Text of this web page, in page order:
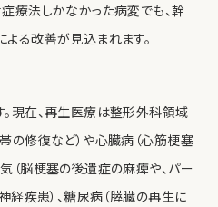
療法しかなかった病変でも、幹
る改善が見込まれます。
現在、再生医療は整形外科領域
の修復など）や心臓病（心筋梗塞
（脳梗塞の後遺症の麻痺や、パー
経疾患）、糖尿病（膵臓の再生に